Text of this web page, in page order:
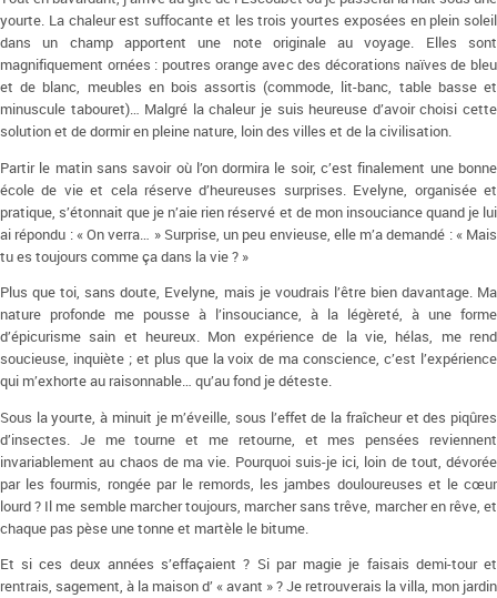
yourte. La chaleur est suffocante et les trois yourtes exposées en plein soleil
dans un champ apportent une note originale au voyage. Elles sont
magnifiquement ornées : poutres orange avec des décorations naïves de bleu
et de blanc, meubles en bois assortis (commode, lit-banc, table basse et
minuscule tabouret)… Malgré la chaleur je suis heureuse d’avoir choisi cette
solution et de dormir en pleine nature, loin des villes et de la civilisation.
Partir le matin sans savoir où l’on dormira le soir, c’est finalement une bonne
école de vie et cela réserve d’heureuses surprises. Evelyne, organisée et
pratique, s’étonnait que je n’aie rien réservé et de mon insouciance quand je lui
ai répondu : « On verra… » Surprise, un peu envieuse, elle m’a demandé : « Mais
tu es toujours comme ça dans la vie ? »
Plus que toi, sans doute, Evelyne, mais je voudrais l’être bien davantage. Ma
nature profonde me pousse à l’insouciance, à la légèreté, à une forme
d’épicurisme sain et heureux. Mon expérience de la vie, hélas, me rend
soucieuse, inquiète ; et plus que la voix de ma conscience, c’est l’expérience
qui m’exhorte au raisonnable… qu’au fond je déteste.
Sous la yourte, à minuit je m’éveille, sous l’effet de la fraîcheur et des piqûres
d’insectes. Je me tourne et me retourne, et mes pensées reviennent
invariablement au chaos de ma vie. Pourquoi suis-je ici, loin de tout, dévorée
par les fourmis, rongée par le remords, les jambes douloureuses et le cœur
lourd ? Il me semble marcher toujours, marcher sans trêve, marcher en rêve, et
chaque pas pèse une tonne et martèle le bitume.
Et si ces deux années s’effaçaient ? Si par magie je faisais demi-tour et
rentrais, sagement, à la maison d’ « avant » ? Je retrouverais la villa, mon jardin